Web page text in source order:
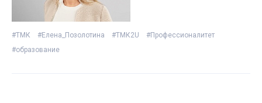
#ТМК #Елена_Позолотина #ТМК2U
#Профессионалитет
#образование